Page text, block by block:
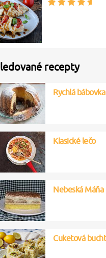
recepty
Rychlá bábovka
Klasické lečo
Nebeská Máňa
Cuketová